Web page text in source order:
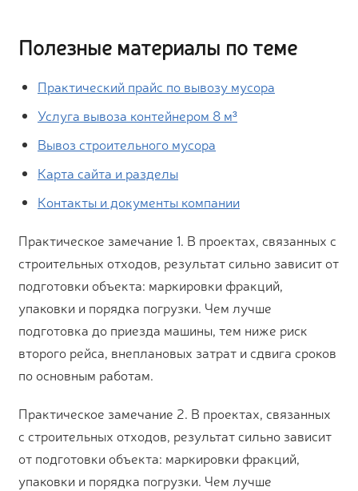
Полезные материалы по теме
Практический прайс по вывозу мусора
Услуга вывоза контейнером 8 м³
Вывоз строительного мусора
Карта сайта и разделы
Контакты и документы компании
Практическое замечание 1. В проектах, связанных с
строительных отходов, результат сильно зависит от
подготовки объекта: маркировки фракций,
упаковки и порядка погрузки. Чем лучше
подготовка до приезда машины, тем ниже риск
второго рейса, внеплановых затрат и сдвига сроков
по основным работам.
Практическое замечание 2. В проектах, связанных
с строительных отходов, результат сильно зависит
от подготовки объекта: маркировки фракций,
упаковки и порядка погрузки. Чем лучше